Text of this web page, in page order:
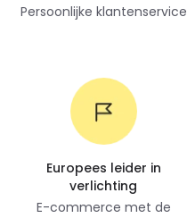
Persoonlijke klantenservice
Europees leider in
verlichting
E-commerce met de